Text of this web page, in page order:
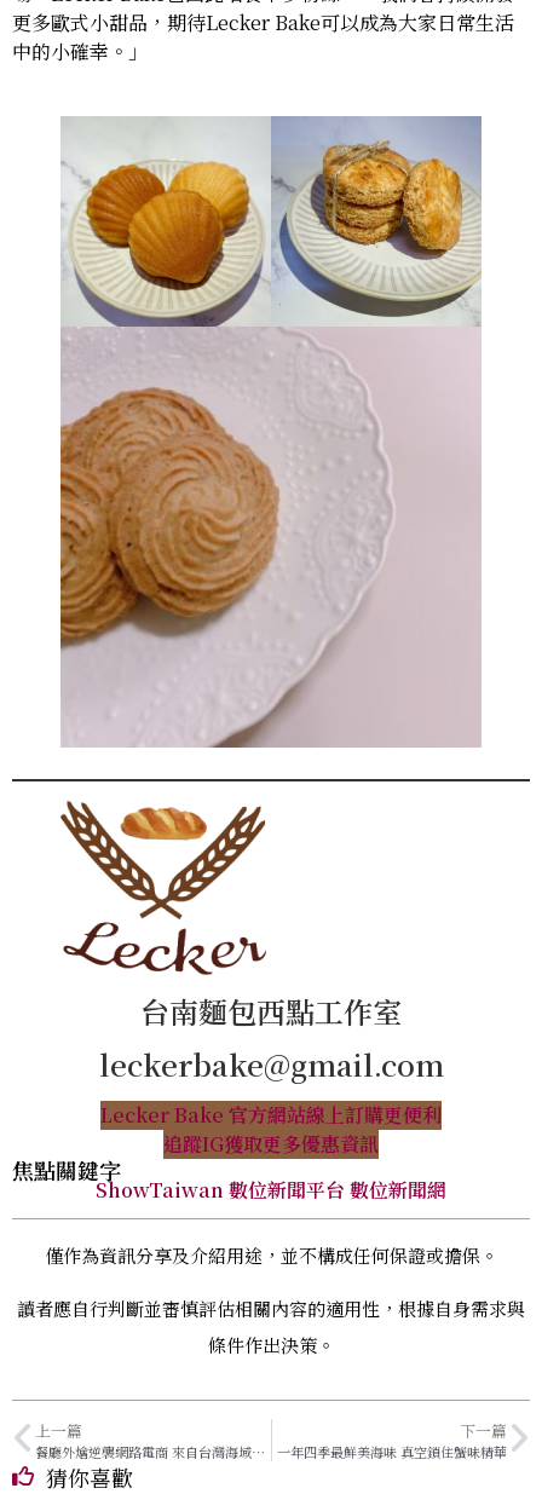
更多歐式小甜品，期待Lecker Bake可以成為大家日常生活
中的小確幸。」
台南麵包西點工作室
leckerbake@gmail.com
Lecker Bake 官方網站線上訂購更便利
追蹤IG獲取更多優惠資訊
焦點關鍵字
ShowTaiwan 數位新聞平台 數位新聞網
僅作為資訊分享及介紹用途，並不構成任何保證或擔保。
讀者應自行判斷並審慎評估相關內容的適用性，根據自身需求與
條件作出決策。
上一篇
餐廳外燴逆襲網路電商 來自台灣海域最新鮮的海味 盡在廣源食品
下一篇
一年四季最鮮美海味 真空鎖住蟹味精華
猜你喜歡